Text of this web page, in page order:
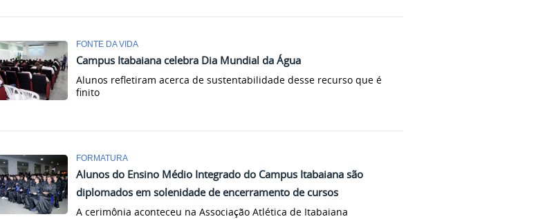
FONTE DA VIDA
Campus Itabaiana celebra Dia Mundial da Água
Alunos refletiram acerca de sustentabilidade desse recurso que é
finito
FORMATURA
Alunos do Ensino Médio Integrado do Campus Itabaiana são
diplomados em solenidade de encerramento de cursos
A cerimônia aconteceu na Associação Atlética de Itabaiana